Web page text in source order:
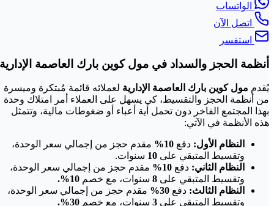
الواتساب
اتصل الآن
استفسر
أنظمة الحجز والسداد في مول كوين بارك العاصمة الإدارية
يُقدممول كوين بارك العاصمة الإداريةلعملائه قائمة مُبتكرة وميسرة
من أنظمة الحجز والتقسيط، كي يسهل على العملاء أمر امتلاك وحدة
بهذا المجتمع الفاخر دون تحمل أية أعباء أو ضغوطات مالية، وتتمثل
هذه الأنظمة في الآتي:
النظام الأول:دفع10%
مقدم حجز من إجمالي سعر الوحدة،
وتقسيط المتبقي على 10 سنوات.
النظام الثاني:دفع10%
مقدم حجز من إجمالي سعر الوحدة،
وتقسيط المتبقي على 8 سنوات، مع خصم10%.
النظام الثالث:دفع30%
مقدم حجز من إجمالي سعر الوحدة،
وتقسيط المتبقي على 3 سنوات، مع خصم30%.